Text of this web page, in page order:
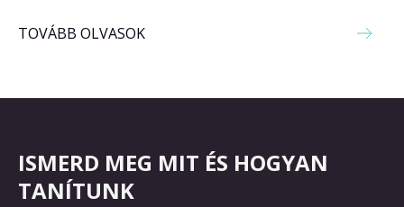
TOVÁBB OLVASOK
ISMERD MEG MIT ÉS HOGYAN
TANÍTUNK